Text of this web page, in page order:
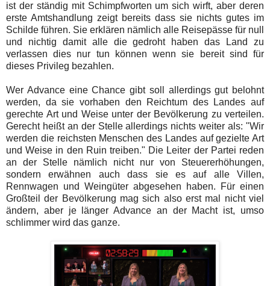
ist der ständig mit Schimpfworten um sich wirft, aber deren
erste Amtshandlung zeigt bereits dass sie nichts gutes im
Schilde führen. Sie erklären nämlich alle Reisepässe für null
und nichtig damit alle die gedroht haben das Land zu
verlassen dies nur tun können wenn sie bereit sind für
dieses Privileg bezahlen.
Wer Advance eine Chance gibt soll allerdings gut belohnt
werden, da sie vorhaben den Reichtum des Landes auf
gerechte Art und Weise unter der Bevölkerung zu verteilen.
Gerecht heißt an der Stelle allerdings nichts weiter als: "Wir
werden die reichsten Menschen des Landes auf gezielte Art
und Weise in den Ruin treiben." Die Leiter der Partei reden
an der Stelle nämlich nicht nur von Steuererhöhungen,
sondern erwähnen auch dass sie es auf alle Villen,
Rennwagen und Weingüter abgesehen haben. Für einen
Großteil der Bevölkerung mag sich also erst mal nicht viel
ändern, aber je länger Advance an der Macht ist, umso
schlimmer wird das ganze.